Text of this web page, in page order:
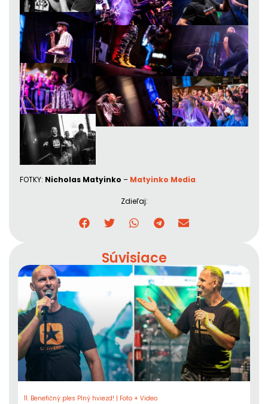
FOTKY: Nicholas Matyinko – Matyinko Media
Zdieľaj:
Súvisiace
11. Benefičný ples Plný hviezd! | Foto + Video